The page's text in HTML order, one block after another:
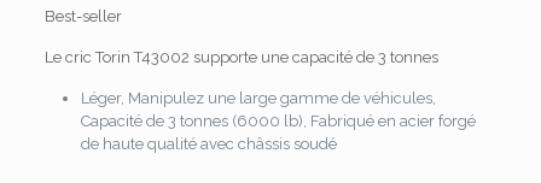
Best-seller
Le cric Torin T43002 supporte une capacité de 3 tonnes
Léger, Manipulez une large gamme de véhicules,
Capacité de 3 tonnes (6000 lb), Fabriqué en acier forgé
de haute qualité avec châssis soudé